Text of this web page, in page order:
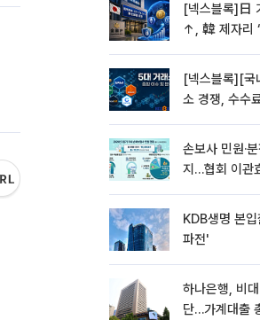
[넥스블록]日
↑, 韓 제자리
[넥스블록][국
소 경쟁, 수수
손보사 민원·
지…협회 이관
KDB생명 본입
파전'
하나은행, 비
단…가계대출